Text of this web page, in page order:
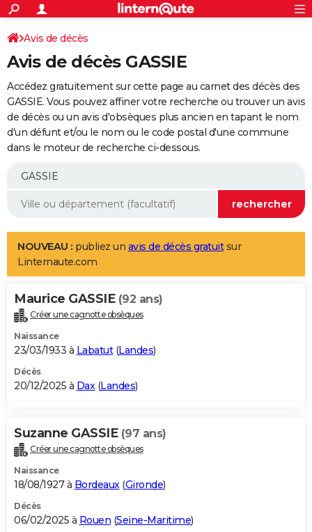
ACTUALITÉS
Politique
Société
Faits Divers
Education
Monde
Villes
+
SPORT
Coupe du monde 2026
Football
Tennis
Cyclisme
Rugby
Forum
Programme TV
TNT
Streaming
Cinéma
Sorties cinéma
Musique
+
FINANCE
Retraite
Impôts
Epargne
Immobilier
Risques naturels par ville
Banque
Assurance
Crédit
AUTO
Essais
Réserver un essai
Citadines
Berlines
SUV
Forum auto
+
Mobiles
Meilleur smartphone
Internet
Ordinateurs
Jeux vidéo
Guide high-tech
Aménagement intérieur
LIFESTYLE
Art de vivre
Bien-être
Loisirs
Mode
Modes de vie
Alimentation
Guide de la santé
Maladies
Médicaments
Sommeil
VOYAGE
Destinations
City break
Voyage nature
Voyage de noces
Forum
Climat
+PHOTO
GUIDES D'ACHAT
BONS PLANS
Carte de Noël
Carte Bonne année
Carte Saint-Valentin
Carte Pâques
Carte d'anniversaire
DICTIONNAIRE
Dictionnaire
Biographies
Citations
Expressions
Proverbes
PROGRAMME TV
S'inscrire
Se connecter
Lycées
Collèges
Primaires
Universités
Entreprises
Service militaire
Avis de recherche
AVIS DE DÉCÈS
Avis de décès
Avis de décès GASSIE
Accédez gratuitement sur cette page au carnet des décès des
GASSIE. Vous pouvez affiner votre recherche ou trouver un avis
de décès ou un avis d'obsèques plus ancien en tapant le nom
d'un défunt et/ou le nom ou le code postal d'une commune
dans le moteur de recherche ci-dessous.
NOUVEAU : publiez un avis de décès gratuitsur
Linternaute.com
Maurice GASSIE (92 ans)
Créer une cagnotte obsèques
Naissance
23/03/1933 à Labatut(Landes)
Décès
20/12/2025 à Dax(Landes)
Suzanne GASSIE (97 ans)
Créer une cagnotte obsèques
Naissance
18/08/1927 à Bordeaux(Gironde)
Décès
06/02/2025 à Rouen (Seine-Maritime)